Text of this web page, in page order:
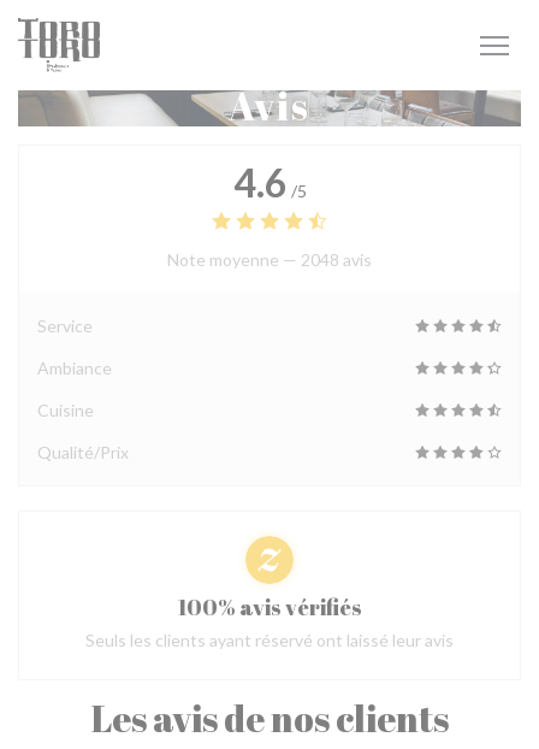
Personnalisation de vos choix en matière de cookies
Avis
Les avis de nos clients
4.6 /5
Note moyenne — 2048 avis
Service
Ambiance
Cuisine
Qualité/Prix
100% avis vérifiés
Seuls les clients ayant réservé ont laissé leur avis